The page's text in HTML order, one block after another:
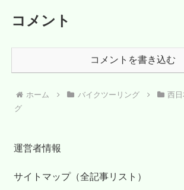
コメント
コメントを書き込む
ホーム バイクツーリング
西
グ
運営者情報
サイトマップ（全記事リスト）